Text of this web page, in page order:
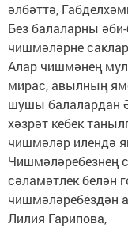
әлбәттә,
Без балаларны
чишмәләрне
Алар чишмәнең
мирас, авылның
шушы балалардан
хәзрәт кебек
чишмәләр илендә
Чишмәләребезнең
сәламәтлек белән
чишмәләребездән
Лилия Гарипова,